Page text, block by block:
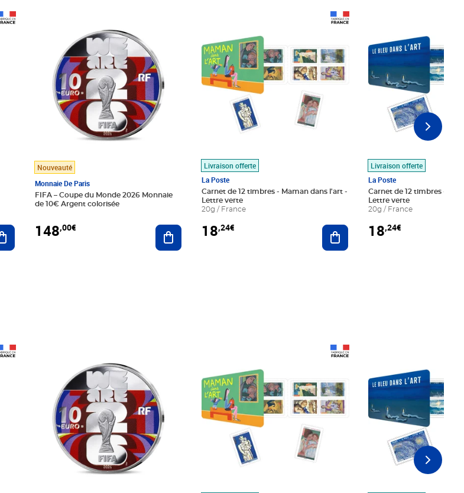
Ajouter au panier
Nouveauté
Monnaie De Paris
FIFA – Coupe du Monde 2026 Monnaie
de 10€ Argent colorisée
148,00€ Ajouter au panier
Livraison offerte
La Poste
Carnet de 12 timbres - Maman dans l'art -
Lettre verte
20g / France
18,24€ Ajouter au panier
Livraison offerte
La Poste
Carnet de 12 timbres - Le
Lettre verte
20g / France
18,24€